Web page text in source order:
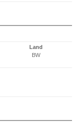
Land
BW